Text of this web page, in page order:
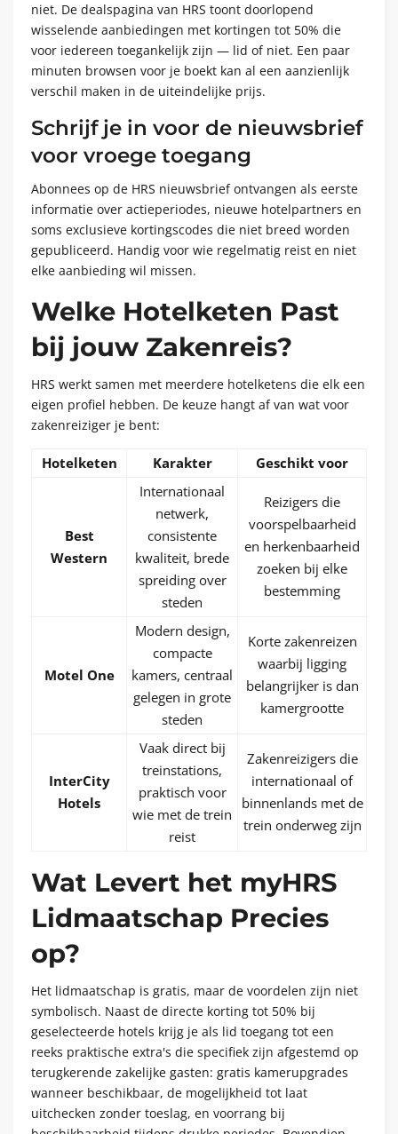
niet. De dealspagina van HRS toont doorlopend
wisselende aanbiedingen met kortingen tot 50% die
voor iedereen toegankelijk zijn — lid of niet. Een paar
minuten browsen voor je boekt kan al een aanzienlijk
verschil maken in de uiteindelijke prijs.
Schrijf je in voor de nieuwsbrief
voor vroege toegang
Abonnees op de HRS nieuwsbrief ontvangen als eerste
informatie over actieperiodes, nieuwe hotelpartners en
soms exclusieve kortingscodes die niet breed worden
gepubliceerd. Handig voor wie regelmatig reist en niet
elke aanbieding wil missen.
Welke Hotelketen Past
bij jouw Zakenreis?
HRS werkt samen met meerdere hotelketens die elk een
eigen profiel hebben. De keuze hangt af van wat voor
zakenreiziger je bent:
Hotelketen Karakter Geschikt voor
Best
Western
Internationaal
netwerk,
consistente
kwaliteit, brede
spreiding over
steden
Reizigers die
voorspelbaarheid
en herkenbaarheid
zoeken bij elke
bestemming
Motel One
Modern design,
compacte
kamers, centraal
gelegen in grote
steden
Korte zakenreizen
waarbij ligging
belangrijker is dan
kamergrootte
InterCity
Hotels
Vaak direct bij
treinstations,
praktisch voor
wie met de trein
reist
Zakenreizigers die
internationaal of
binnenlands met de
trein onderweg zijn
Wat Levert het myHRS
Lidmaatschap Precies
op?
Het lidmaatschap is gratis, maar de voordelen zijn niet
symbolisch. Naast de directe korting tot 50% bij
geselecteerde hotels krijg je als lid toegang tot een
reeks praktische extra's die specifiek zijn afgestemd op
terugkerende zakelijke gasten: gratis kamerupgrades
wanneer beschikbaar, de mogelijkheid tot laat
uitchecken zonder toeslag, en voorrang bij